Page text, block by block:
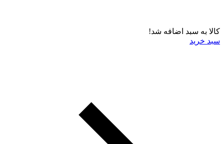
کالا به سبد اضافه شد!
سبد خرید